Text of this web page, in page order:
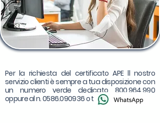
Per la richiesta del certificato APE ll nostro
servizio clienti è sempre a tua disposizione con
un numero verde dedicato 800.964.990
oppure al n.0586.090936o tramite